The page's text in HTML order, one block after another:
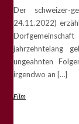
Der schweizer-
24.11.2022)
jahrzehntelang
ungeahnten
irgendwo an […]
Film